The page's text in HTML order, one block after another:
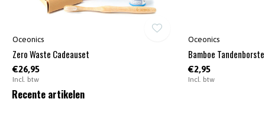
Oceonics
Zero Waste Cadeauset
€26,95
Incl. btw
Oceonics
Bamboe
€2,95
Incl. btw
Recente artikelen